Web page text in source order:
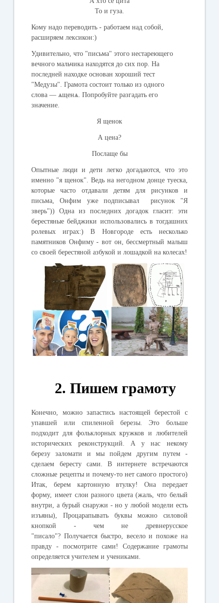
То и гуза.
Кому надо переводить - работаем над собой,
расширяем лексикон:)
Удивительно, что "письма" этого нестареющего
вечного мальчика находятся до сих пор. На
последней находке основан хороший тест
"Медузы". Грамота состоит только из одного
слова — ѧщенѧ. Попробуйте разгадать его
значение.
Я щенок
А цена?
Послаще бы
Опытные люди и дети легко догадаются, что это
именно "я щенок". Ведь на негодном донце туеска,
которые часто отдавали детям для рисунков и
письма, Онфим уже подписывал рисунок "Я
зверь")) Одна из последних догадок гласит: эти
берестяные бейджики использовались в тогдашних
ролевых играх:) В Новгороде есть несколько
памятников Онфиму - вот он, бессмертный малыш
со своей берестяной азбукой и лошадкой на колесах!
2. Пишем грамоту
Конечно, можно запастись настоящей берестой с
упавшей или спиленной березы. Это больше
подходит для фольклорных кружков и любителей
исторических реконструкций. А у нас некому
березу заломати и мы пойдем другим путем -
сделаем бересту сами. В интернете встречаются
сложные рецепты и почему-то нет самого простого)
Итак, берем картонную втулку! Она передает
форму, имеет слои разного цвета (жаль, что белый
внутри, а бурый снаружи - но у любой модели есть
изъяны), Процарапывать буквы можно силовой
кнопкой - чем не древнерусское
"писало"? Получается быстро, весело и похоже на
правду - посмотрите сами! Содержание грамоты
определяется учителем и учениками.